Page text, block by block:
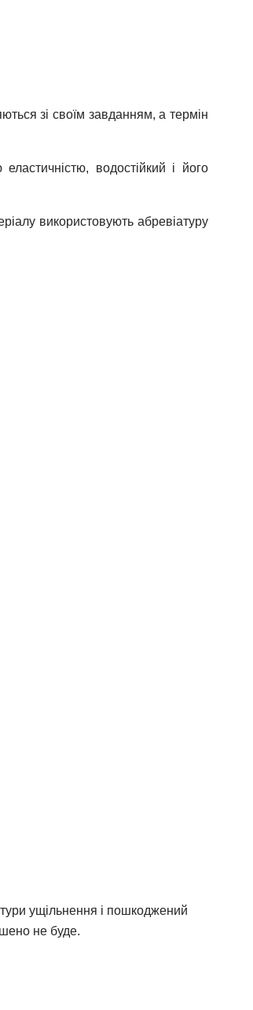
зі своїм завданням, а термін
водостійкий і його
використовують абревіатуру
ущільнення і пошкоджений
не буде.